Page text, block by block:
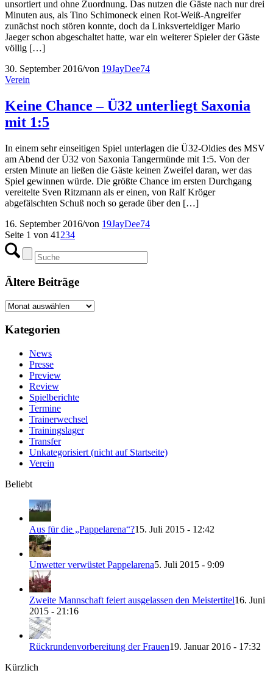
unsortiert und ohne Zuordnung. Das nutzen die Gäste nach nur drei
Minuten aus, als Tino Schimoneck einen Rot-Weiß-Angreifer
zunächst noch stören konnte, doch da Linksverteidiger Mario
Jaeger schon abgeschaltet hatte, war ein weiterer Spieler der Gäste
völlig […]
30. September 2016/von 19JayDee74
Verein
Keine Chance – Ü32 unterliegt Saxonia
mit 1:5
In einem sehr einseitigen Spiel unterlagen die Ü32-Oldies des MSV
am Abend der Ü32 von Saxonia Tangermünde mit 1:5. Von der
ersten Minute an ließen die Gäste keinen Zweifel daran, wer das
Spiel gewinnen würde. Die größte Chance im ersten Durchgang
vereitelte Sven Ritzmann als er einen, von Ralf Kröger
abgefälschten Schuß noch so gerade über den […]
16. September 2016/von 19JayDee74
Seite 1 von 41 234
Ältere Beiträge
Ältere
Kategorien
News
Presse
Preview
Review
Spielberichte
Termine
Trainerwechsel
Trainingslager
Transfer
Unkategorisiert (nicht auf Startseite)
Verein
Beliebt
Aus für die „Pappelarena“?15. Juli 2015 - 12:42
Unwetter verwüstet Pappelarena5. Juli 2015 - 9:09
Zweite Mannschaft feiert ausgelassen den Meistertitel16. Juni
2015 - 21:16
Rückrundenvorbereitung der Frauen19. Januar 2016 - 17:32
Kürzlich